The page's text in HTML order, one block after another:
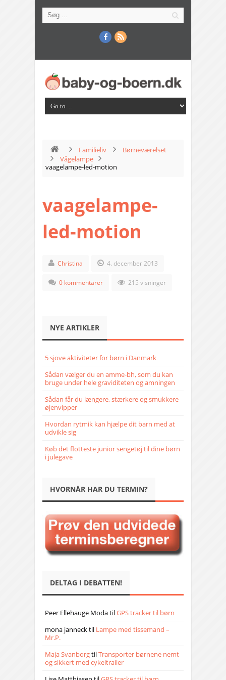
Familieliv
Børneværelset
Vågelampe
vaagelampe-led-motion
vaagelampe-
led-motion
Christina 4. december 2013
0 kommentarer 215 visninger
NYE ARTIKLER
5 sjove aktiviteter for børn i Danmark
Sådan vælger du en amme-bh, som du kan
bruge under hele graviditeten og amningen
Sådan får du længere, stærkere og smukkere
øjenvipper
Hvordan rytmik kan hjælpe dit barn med at
udvikle sig
Køb det flotteste junior sengetøj til dine børn
i julegave
HVORNÅR HAR DU TERMIN?
DELTAG I DEBATTEN!
Peer Ellehauge ModatilGPS tracker til børn
mona jannecktil Lampe med tissemand –
Mr.P.
Maja SvanborgtilTransporter børnene nemt
og sikkert med cykeltrailer